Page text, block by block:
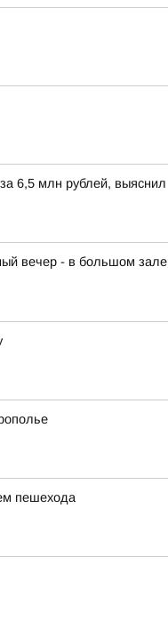
за 6,5 млн рублей,
- в большом зале
пешехода